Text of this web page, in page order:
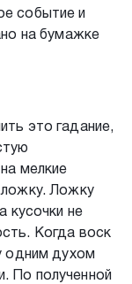
событие и
на бумажке
это гадание,
мелкие
ложку. Ложку
кусочки не
Когда воск
одним духом
По полученной